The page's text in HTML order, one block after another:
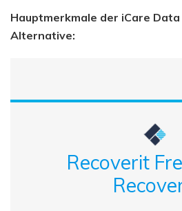
Hauptmerkmale der iCare
Alternative:
Recoverit